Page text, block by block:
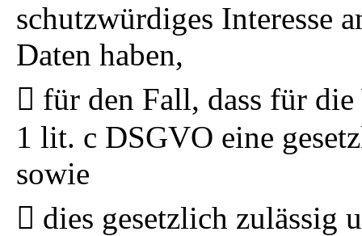
schutzwürdiges Interesse
Daten haben,
für den Fall, dass für
1 lit. c DSGVO eine
sowie
dies gesetzlich zulässig